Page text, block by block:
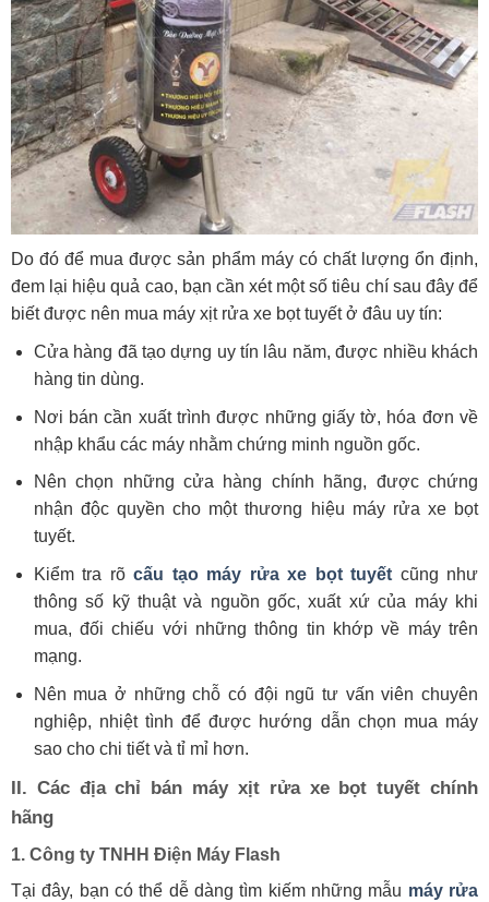
Do đó để mua được sản phẩm máy có chất lượng ổn định,
đem lại hiệu quả cao, bạn cần xét một số tiêu chí sau đây để
biết được nên mua máy xịt rửa xe bọt tuyết ở đâu uy tín:
Cửa hàng đã tạo dựng uy tín lâu năm, được nhiều khách
hàng tin dùng.
Nơi bán cần xuất trình được những giấy tờ, hóa đơn về
nhập khẩu các máy nhằm chứng minh nguồn gốc.
Nên chọn những cửa hàng chính hãng, được chứng
nhận độc quyền cho một thương hiệu máy rửa xe bọt
tuyết.
Kiểm tra rõcấu tạo máy rửa xe bọt tuyết cũng như
thông số kỹ thuật và nguồn gốc, xuất xứ của máy khi
mua, đối chiếu với những thông tin khớp về máy trên
mạng.
Nên mua ở những chỗ có đội ngũ tư vấn viên chuyên
nghiệp, nhiệt tình để được hướng dẫn chọn mua máy
sao cho chi tiết và tỉ mỉ hơn.
II. Các địa chỉ bán máy xịt rửa xe bọt tuyết chính
hãng
1. Công ty TNHH Điện Máy Flash
Tại đây, bạn có thể dễ dàng tìm kiếm những mẫu máy rửa